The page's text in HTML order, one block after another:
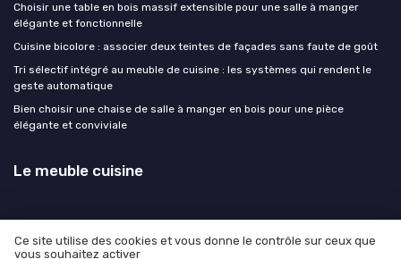
Choisir une table en bois massif extensible pour une salle à manger
élégante et fonctionnelle
Cuisine bicolore : associer deux teintes de façades sans faute de goût
Tri sélectif intégré au meuble de cuisine : les systèmes qui rendent le
geste automatique
Bien choisir une chaise de salle à manger en bois pour une pièce
élégante et conviviale
Le meuble cuisine
Ce site utilise des cookies et vous donne le contrôle sur ceux que
vous souhaitez activer